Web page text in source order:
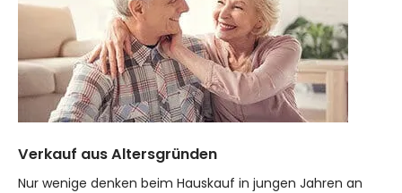
Verkauf aus Altersgründen
Nur wenige denken beim Hauskauf in jungen Jahren an